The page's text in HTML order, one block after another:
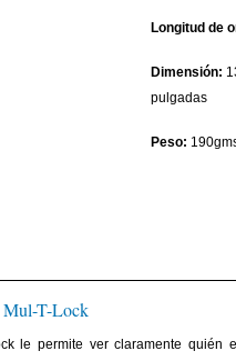
Longitud de
Dimensión:
pulgadas
Peso:
T-Lock
le permite ver claramente quién